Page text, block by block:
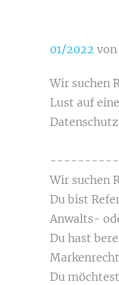
01/2022 von
Wir suchen
Lust auf
Wir suchen
Du bist
Anwalts-
Du hast
Du